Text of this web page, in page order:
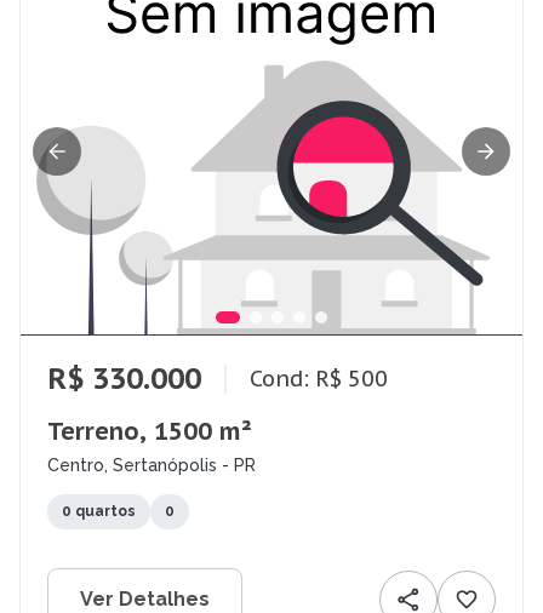
R$ 330.000 Cond: R$ 500
Terreno, 1500 m²
Centro, Sertanópolis - PR
0 quartos 0
Ver Detalhes